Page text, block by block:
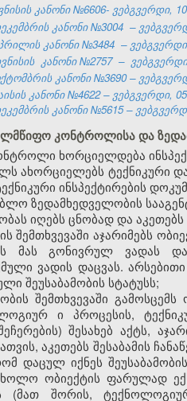
კანონი №6606- ვებგვერდი,
კანონი №3004 –
კანონი №3484 –
კანონი №2757 –
კანონი №3690 –
კანონი №4622 – ვებგვერდი,
კანონი №5615 –
კონტროლისა და
ხორციელდება
ახორციელებს ტექნიკური
ინსპექტირების
ზედამხედველობის
იღებს ცნობად და
შემთხვევაში აჯარიმებს
მას გონივრულ ვადას
ვადის დაცვას.
შეუსაბამობის სტატუსს;
შემთხვევაში
ი პროცესის,
შეჩერების) შესახებ აქტს,
აკეთებს შესაბამის
დაცულ იქნეს
ხოლო ობიექტის ფარულად
(მათ შორის,